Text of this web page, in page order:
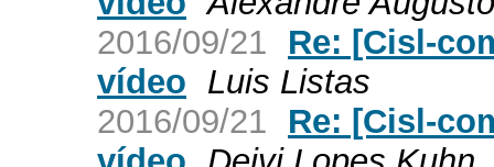
2016/09/21
Re: [Cisl-
vídeo Luis Listas
2016/09/21
Re: [Cisl-